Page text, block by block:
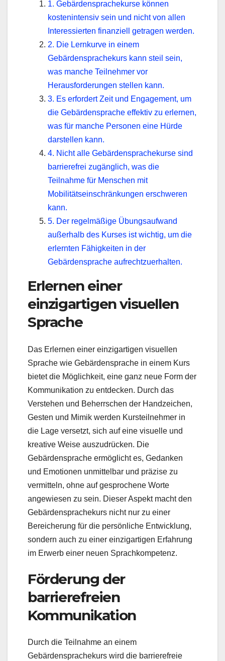
1. Gebärdensprachekurse können
kostenintensiv sein und nicht von allen
Interessierten finanziell getragen werden.
2. Die Lernkurve in einem
Gebärdensprachekurs kann steil sein,
was manche Teilnehmer vor
Herausforderungen stellen kann.
3. Es erfordert Zeit und Engagement, um
die Gebärdensprache effektiv zu erlernen,
was für manche Personen eine Hürde
darstellen kann.
4. Nicht alle Gebärdensprachekurse sind
barrierefrei zugänglich, was die
Teilnahme für Menschen mit
Mobilitätseinschränkungen erschweren
kann.
5. Der regelmäßige Übungsaufwand
außerhalb des Kurses ist wichtig, um die
erlernten Fähigkeiten in der
Gebärdensprache aufrechtzuerhalten.
Erlernen einer
einzigartigen visuellen
Sprache
Das Erlernen einer einzigartigen visuellen
Sprache wie Gebärdensprache in einem Kurs
bietet die Möglichkeit, eine ganz neue Form der
Kommunikation zu entdecken. Durch das
Verstehen und Beherrschen der Handzeichen,
Gesten und Mimik werden Kursteilnehmer in
die Lage versetzt, sich auf eine visuelle und
kreative Weise auszudrücken. Die
Gebärdensprache ermöglicht es, Gedanken
und Emotionen unmittelbar und präzise zu
vermitteln, ohne auf gesprochene Worte
angewiesen zu sein. Dieser Aspekt macht den
Gebärdensprachekurs nicht nur zu einer
Bereicherung für die persönliche Entwicklung,
sondern auch zu einer einzigartigen Erfahrung
im Erwerb einer neuen Sprachkompetenz.
Förderung der
barrierefreien
Kommunikation
Durch die Teilnahme an einem
Gebärdensprachekurs wird die barrierefreie